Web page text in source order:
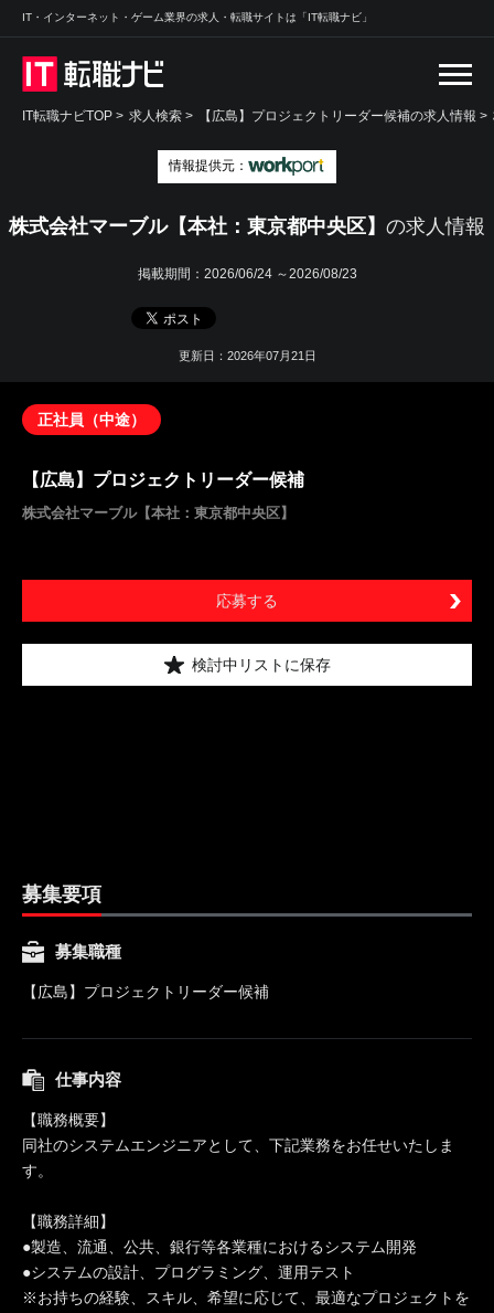
IT・インターネット・ゲーム業界の求人・転職サイトは「IT転職ナビ」
IT転職ナビTOP > 求人検索 > 【広島】プロジェクトリーダー候補の求人情報 >
情報提供元：
株式会社マーブル【本社：東京都中央区】 の求人情報
掲載期間： 2026/06/24 ～2026/08/23
更新日：2026年07月21日
正社員（中途）
【広島】プロジェクトリーダー候補
株式会社マーブル【本社：東京都中央区】
応募する
検討中リストに保存
募集要項
募集職種
【広島】プロジェクトリーダー候補
仕事内容
【職務概要】
同社のシステムエンジニアとして、下記業務をお任せいたしま
す。
【職務詳細】
●製造、流通、公共、銀行等各業種におけるシステム開発
●システムの設計、プログラミング、運用テスト
※お持ちの経験、スキル、希望に応じて、最適なプロジェクトを